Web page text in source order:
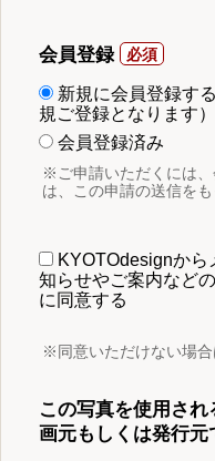
会員登録
新規に会員登録す
規ご登録となります）
会員登録済み
※ご申請いただくには
は、この申請の送信を
KYOTOdesignか
知らせやご案内など
に同意する
※同意いただけない場合
この写真を使用さ
画元もしくは発行元